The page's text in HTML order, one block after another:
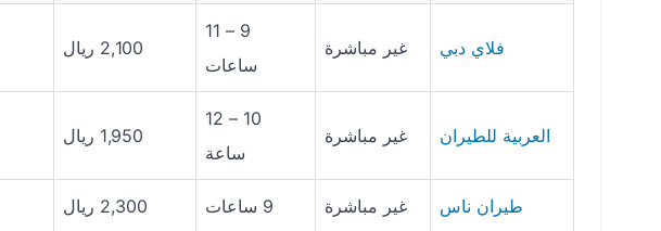
فلاي دبي غير مباشرة
9 – 11
ساعات
2,100 ريال
العربية للطيران غير مباشرة
10 – 12
ساعة
1,950 ريال
طيران ناس غير مباشرة 9 ساعات 2,300 ريال